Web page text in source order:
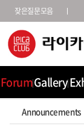
잦은질문모음
ForumGallery
Announcements